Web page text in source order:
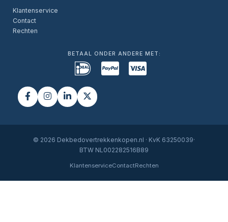
Klantenservice
Contact
Rechten
BETAAL ONDER ANDERE MET:
© 2026 Dekbedovertrekkenkopen.nl · KvK 63250039·
BTW NL002282516B89
KlantenserviceContactRechten